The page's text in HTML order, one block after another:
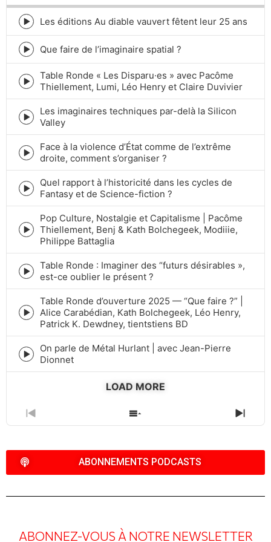
Episode
play
icon
Les éditions Au diable vauvert fêtent leur 25 ans
Episode
play
icon
Que faire de l’imaginaire spatial ?
Episode
play
icon
Table Ronde « Les Disparu·es » avec Pacôme
Thiellement, Lumi, Léo Henry et Claire Duvivier
Episode
play
icon
Les imaginaires techniques par-delà la Silicon
Valley
Episode
play
icon
Face à la violence d’État comme de l’extrême
droite, comment s’organiser ?
Episode
play
icon
Quel rapport à l’historicité dans les cycles de
Fantasy et de Science-fiction ?
Episode
play
Pop Culture, Nostalgie et Capitalisme | Pacôme
Thiellement, Benj & Kath Bolchegeek, Modiiie,
Philippe Battaglia
Episode
play
icon
Table Ronde : Imaginer des “futurs désirables »,
est-ce oublier le présent ?
Episode
play
Table Ronde d’ouverture 2025 — “Que faire ?” |
Alice Carabédian, Kath Bolchegeek, Léo Henry,
Patrick K. Dewdney, tientstiens BD
Episode
play
On parle de Métal Hurlant | avec Jean-Pierre
Dionnet
LOAD MORE
PREVIOUS
EPISODE
SHOW
EPISODES
NEXT
ABONNEMENTS PODCASTS
ABONNEZ-VOUS À NOTRE NEWSLETTER